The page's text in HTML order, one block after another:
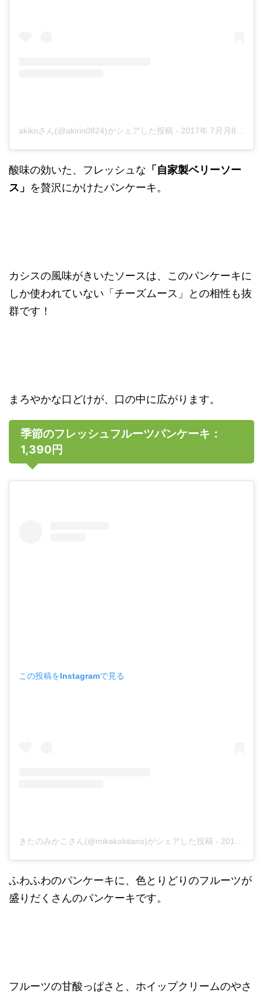
akikoさん(@akirin0824)がシェアした投稿 - 2017年 7月月8日午後4時10分PDT
酸味の効いた、フレッシュな 「自家製ベリーソー
ス」 を贅沢にかけたパンケーキ。
カシスの風味がきいたソースは、このパンケーキに
しか使われていない「チーズムース」との相性も抜
群です！
まろやかな口どけが、口の中に広がります。
季節のフレッシュフルーツパンケーキ：
1,390円
この投稿をInstagramで見る
きたのみかこさん(@mikakokitano)がシェアした投稿 - 2017年 7月月4日午前12時21分PDT
ふわふわのパンケーキに、色とりどりのフルーツが
盛りだくさんのパンケーキです。
フルーツの甘酸っぱさと、ホイップクリームのやさ